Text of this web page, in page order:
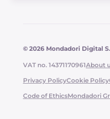
© 2026 Mondadori Digital
VAT no. 14371170961About
Privacy PolicyCookie Policy
Code of EthicsMondadori